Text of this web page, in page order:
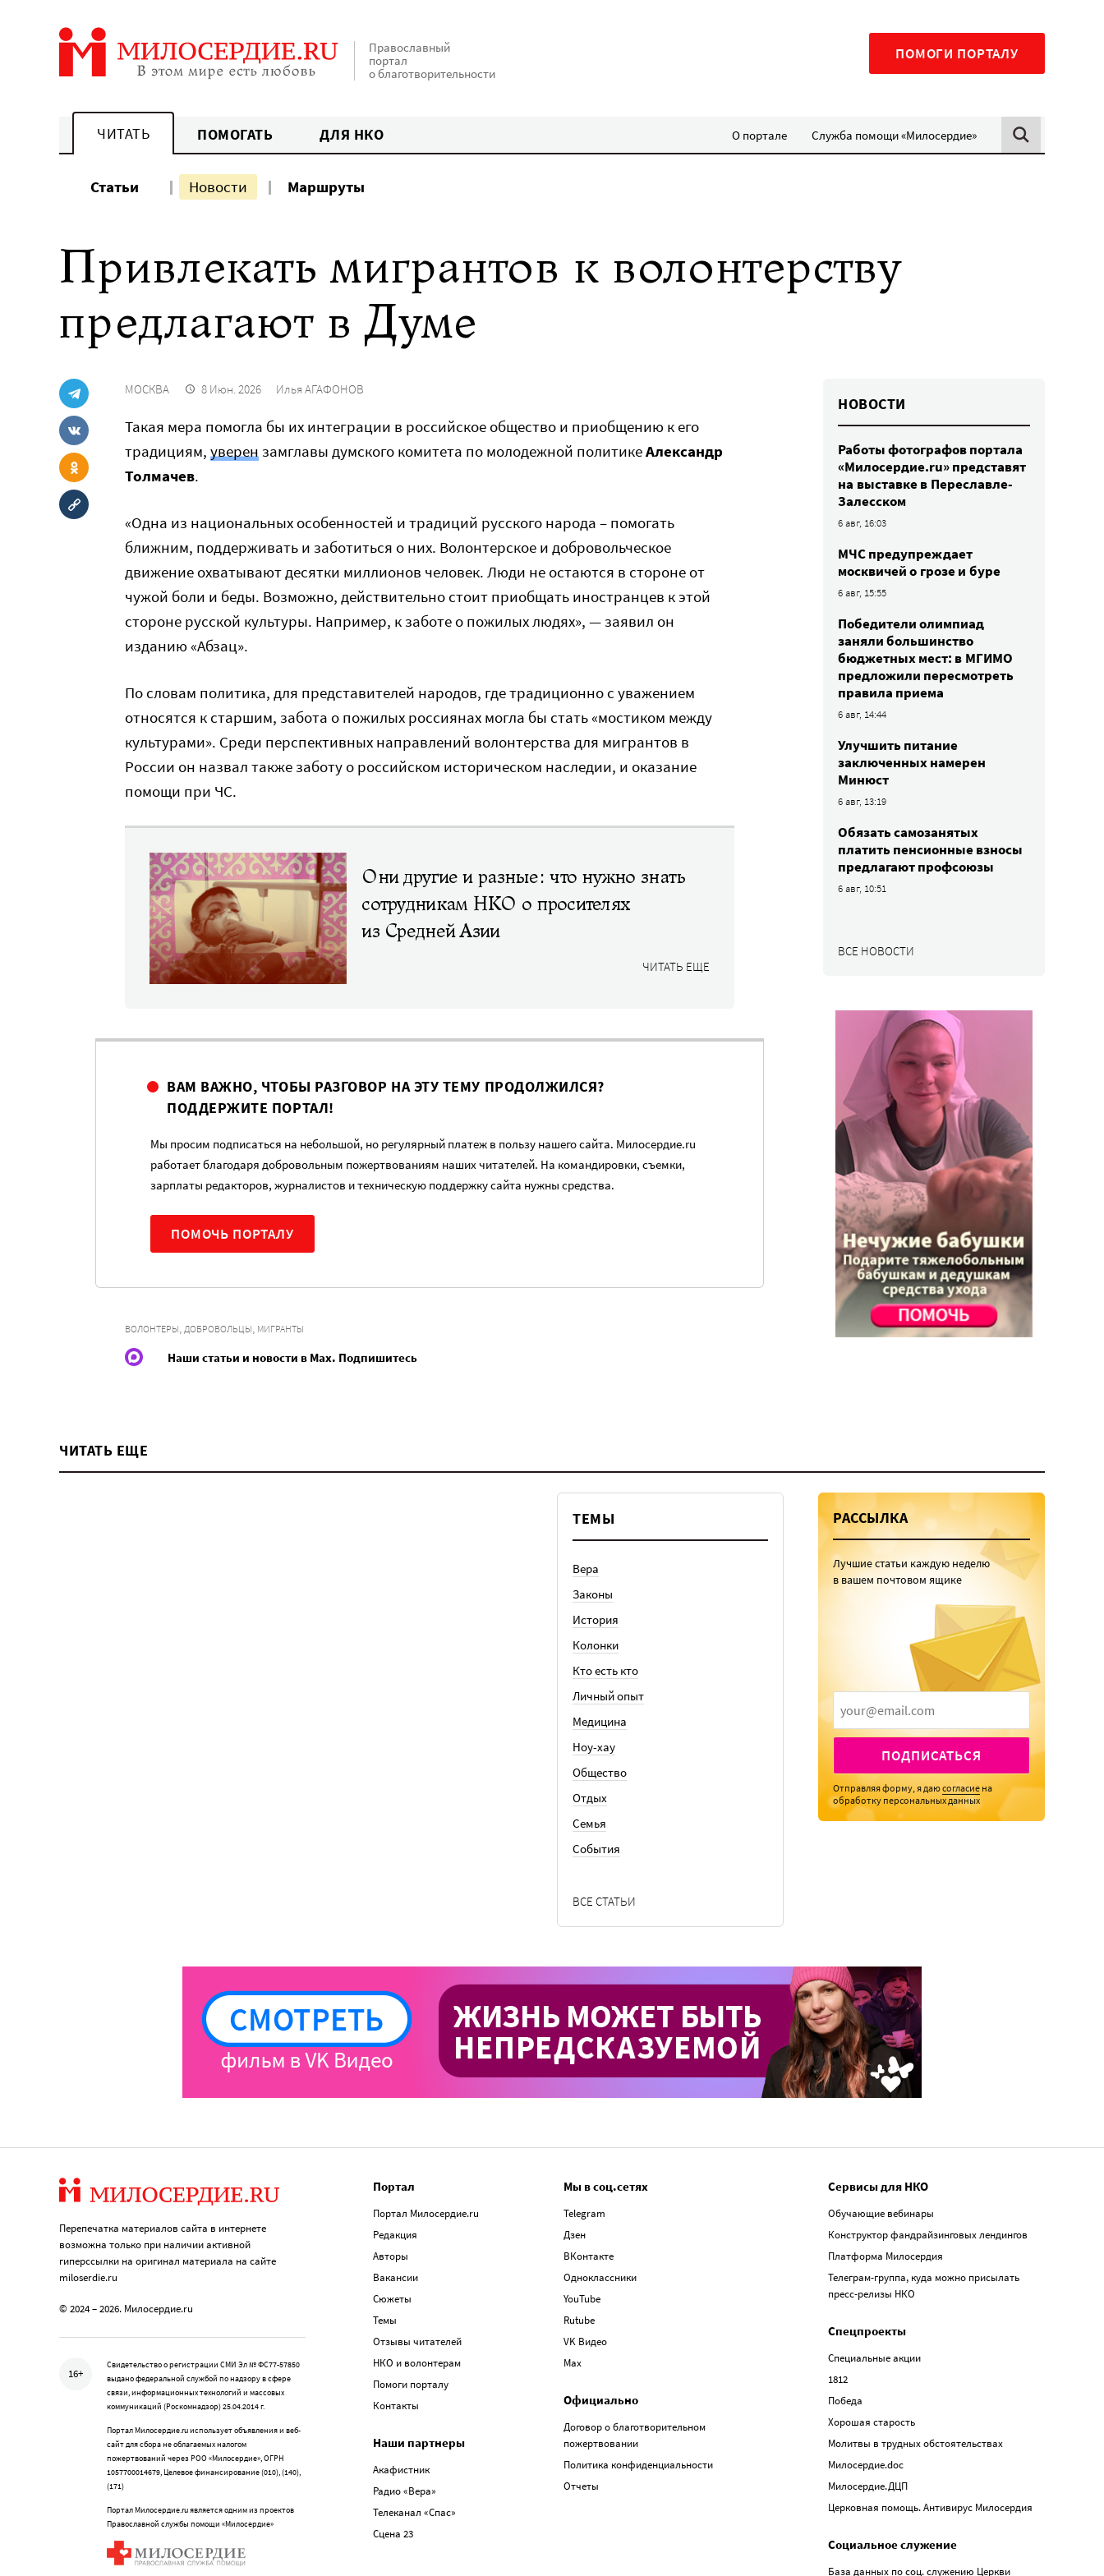
Православный
портал
о благотворительности
ПОМОГИ ПОРТАЛУ
ЧИТАТЬ ПОМОГАТЬ ДЛЯ НКО О портале Служба помощи «Милосердие»
Статьи Новости Маршруты
Привлекать мигрантов к волонтерству
предлагают в Думе
МОСКВА 8 Июн. 2026 Илья АГАФОНОВ
Такая мера помогла бы их интеграции в российское общество и приобщению к его
традициям, уверен замглавы думского комитета по молодежной политикеАлександр
Толмачев.
«Одна из национальных особенностей и традиций русского народа – помогать
ближним, поддерживать и заботиться о них. Волонтерское и добровольческое
движение охватывают десятки миллионов человек. Люди не остаются в стороне от
чужой боли и беды. Возможно, действительно стоит приобщать иностранцев к этой
стороне русской культуры. Например, к заботе о пожилых людях», — заявил он
изданию «Абзац».
По словам политика, для представителей народов, где традиционно с уважением
относятся к старшим, забота о пожилых россиянах могла бы стать «мостиком между
культурами». Среди перспективных направлений волонтерства для мигрантов в
России он назвал также заботу о российском историческом наследии, и оказание
помощи при ЧС.
Они другие и разные: что нужно знать
сотрудникам НКО о просителях
из Средней Азии
ЧИТАТЬ ЕЩЕ
ВАМ ВАЖНО, ЧТОБЫ РАЗГОВОР НА ЭТУ ТЕМУ ПРОДОЛЖИЛСЯ?
ПОДДЕРЖИТЕ ПОРТАЛ!
Мы просим подписаться на небольшой, но регулярный платеж в пользу нашего сайта. Милосердие.ru
работает благодаря добровольным пожертвованиям наших читателей. На командировки, съемки,
зарплаты редакторов, журналистов и техническую поддержку сайта нужны средства.
ПОМОЧЬ ПОРТАЛУ
ВОЛОНТЕРЫ, ДОБРОВОЛЬЦЫ, МИГРАНТЫ
Наши статьи и новости в Max. Подпишитесь
НОВОСТИ
Работы фотографов портала
«Милосердие.ru» представят
на выставке в Переславле-
Залесском
6 авг, 16:03
МЧС предупреждает
москвичей о грозе и буре
6 авг, 15:55
Победители олимпиад
заняли большинство
бюджетных мест: в МГИМО
предложили пересмотреть
правила приема
6 авг, 14:44
Улучшить питание
заключенных намерен
Минюст
6 авг, 13:19
Обязать самозанятых
платить пенсионные взносы
предлагают профсоюзы
6 авг, 10:51
ВСЕ НОВОСТИ
ЧИТАТЬ ЕЩЕ
ТЕМЫ
Вера
Законы
История
Колонки
Кто есть кто
Личный опыт
Медицина
Ноу-хау
Общество
Отдых
Семья
События
ВСЕ СТАТЬИ
РАССЫЛКА
Лучшие статьи каждую неделю
в вашем почтовом ящике
ПОДПИСАТЬСЯ
Отправляя форму, я даюсогласие на
обработку персональных данных
Перепечатка материалов сайта в интернете
возможна только при наличии активной
гиперссылки на оригинал материала на сайте
miloserdie.ru
© 2024 – 2026. Милосердие.ru
16+
Свидетельство о регистрации СМИ Эл № ФС77-57850
выдано федеральной службой по надзору в сфере
связи, информационных технологий и массовых
коммуникаций (Роскомнадзор) 25.04.2014 г.
Портал Милосердие.ru использует объявления и веб-
сайт для сбора не облагаемых налогом
пожертвований через РОО «Милосердие», ОГРН
1057700014679, Целевое финансирование (010), (140),
(171)
Портал Милосердие.ru является одним из проектов
Православной службы помощи «Милосердие»
Портал
Портал Милосердие.ru
Редакция
Авторы
Вакансии
Сюжеты
Темы
Отзывы читателей
НКО и волонтерам
Помоги порталу
Контакты
Наши партнеры
Акафистник
Радио «Вера»
Телеканал «Спас»
Сцена 23
Мы в соц.сетях
Telegram
Дзен
ВКонтакте
Одноклассники
YouTube
Rutube
VK Видео
Max
Официально
Договор о благотворительном
пожертвовании
Политика конфиденциальности
Отчеты
Сервисы для НКО
Обучающие вебинары
Конструктор фандрайзинговых лендингов
Платформа Милосердия
Телеграм-группа, куда можно присылать
пресс-релизы НКО
Спецпроекты
Специальные акции
1812
Победа
Хорошая старость
Молитвы в трудных обстоятельствах
Милосердие.doc
Милосердие.ДЦП
Церковная помощь. Антивирус Милосердия
Социальное служение
База данных по соц. служению Церкви